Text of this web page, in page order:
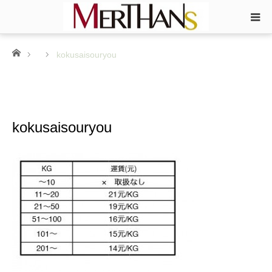
ホーム kokusaisouryou
kokusaisouryou